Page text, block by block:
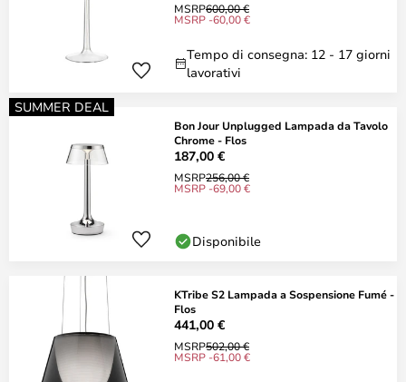
MSRP600,00 €
MSRP -60,00 €
Tempo di consegna: 12 - 17 giorni
lavorativi
SUMMER DEAL
Bon Jour Unplugged Lampada da Tavolo
Chrome - Flos
187,00 €
MSRP256,00 €
MSRP -69,00 €
Disponibile
KTribe S2 Lampada a Sospensione Fumé -
Flos
441,00 €
MSRP502,00 €
MSRP -61,00 €